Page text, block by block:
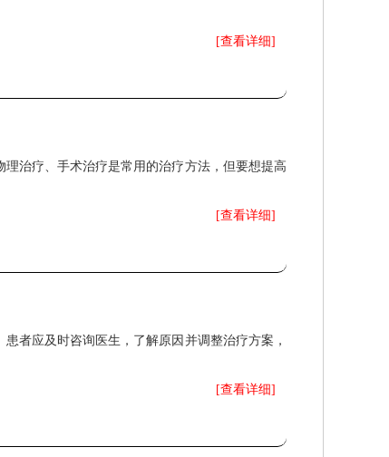
[查看详细]
治疗、手术治疗是常用的治疗方法，但要想提高
[查看详细]
者应及时咨询医生，了解原因并调整治疗方案，
[查看详细]